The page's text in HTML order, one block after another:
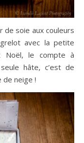
de soie aux couleurs
avec la petite
Noël, le compte à
hâte, c’est de
neige !